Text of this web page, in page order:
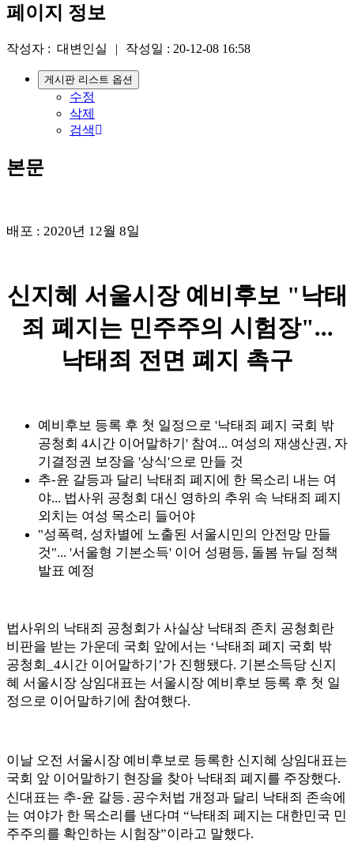
페이지 정보
작성자 : 대변인실 | 작성일 : 20-12-08 16:58
게시판 리스트 옵션
수정
삭제
검색
본문
배포 : 2020년 12월 8일
신지혜 서울시장 예비후보 "낙태
죄 폐지는 민주주의 시험장"...
낙태죄 전면 폐지 촉구
예비후보 등록 후 첫 일정으로 '낙태죄 폐지 국회 밖
공청회 4시간 이어말하기' 참여... 여성의 재생산권, 자
기결정권 보장을 '상식'으로 만들 것
추-윤 갈등과 달리 낙태죄 폐지에 한 목소리 내는 여
야... 법사위 공청회 대신 영하의 추위 속 낙태죄 폐지
외치는 여성 목소리 들어야
"성폭력, 성차별에 노출된 서울시민의 안전망 만들
것"... '서울형 기본소득' 이어 성평등, 돌봄 뉴딜 정책
발표 예정
법사위의 낙태죄 공청회가 사실상 낙태죄 존치 공청회란
비판을 받는 가운데 국회 앞에서는 ‘낙태죄 폐지 국회 밖
공청회
_4시간 이어말하기 ’가 진행됐다. 기본소득당 신지
혜 서울시장 상임대표는 서울시장 예비후보 등록 후 첫 일
정으로 이어말하기에 참여했다.
이날 오전 서울시장 예비후보로 등록한 신지혜 상임대표는
국회 앞 이어말하기 현장을 찾아 낙태죄 폐지를 주장했다.
신대표는 추-윤 갈등 ․ 공수처법 개정과 달리 낙태죄 존속에
는 여야가 한 목소리를 낸다며 “낙태죄 폐지는 대한민국 민
주주의를 확인하는 시험장”이라고 말했다.